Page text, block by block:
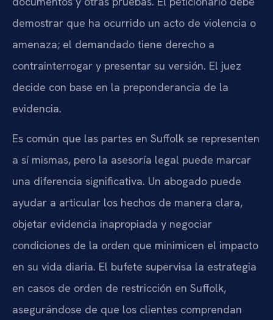
demostrar que ha ocurrido un acto de violencia o
amenaza; el demandado tiene derecho a
contrainterrogar y presentar su versión. El juez
decide con base en la preponderancia de la
evidencia.
Es común que las partes en Suffolk se representen
a sí mismas, pero la asesoría legal puede marcar
una diferencia significativa. Un abogado puede
ayudar a articular los hechos de manera clara,
objetar evidencia inapropiada y negociar
condiciones de la orden que minimicen el impacto
en su vida diaria. El bufete supervisa la estrategia
en casos de orden de restricción en Suffolk,
asegurándose de que los clientes comprendan